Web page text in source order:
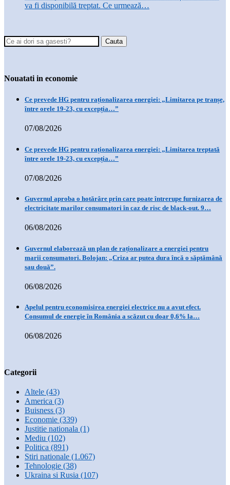
va fi disponibilă treptat. Ce urmează…
Nouatati in economie
Ce prevede HG pentru raționalizarea energiei: „Limitarea pe tranșe,
între orele 19-23, cu excepția…”
07/08/2026
Ce prevede HG pentru raționalizarea energiei: „Limitarea treptată
între orele 19-23, cu excepția…”
07/08/2026
Guvernul aproba o hotărâre prin care poate întrerupe furnizarea de
electricitate marilor consumatori în caz de risc de black-out. 9…
06/08/2026
Guvernul elaborează un plan de raționalizare a energiei pentru
marii consumatori. Bolojan: „Criza ar putea dura încă o săptămână
sau două”.
06/08/2026
Apelul pentru economisirea energiei electrice nu a avut efect.
Consumul de energie în România a scăzut cu doar 0,6% la…
06/08/2026
Categorii
Altele (43)
America (3)
Buisness (3)
Economie (339)
Justitie nationala (1)
Mediu (102)
Politica (891)
Stiri nationale (1.067)
Tehnologie (38)
Ukraina si Rusia (107)